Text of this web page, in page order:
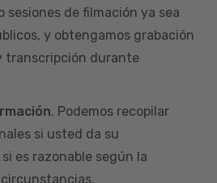
sesiones de filmación ya sea
y obtengamos grabación
transcripción durante
. Podemos recopilar
si usted da su
es razonable según la